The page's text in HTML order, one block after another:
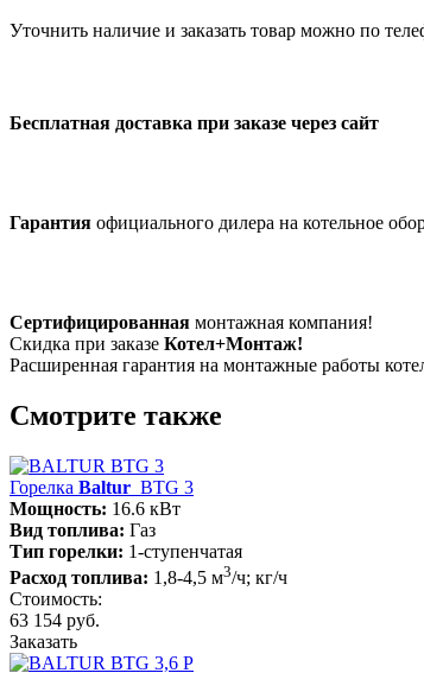
Уточнить наличие и заказать товар можно по
Бесплатная доставка при заказе через сайт
Гарантия официального дилера на котельное
Сертифицированная монтажная компания!
Скидка при заказе Котел+Монтаж!
Расширенная гарантия на монтажные работы
Смотрите также
Горелка Baltur BTG 3
Мощность: 16.6 кВт
Вид топлива: Газ
Тип горелки: 1-ступенчатая
Расход топлива: 1,8-4,5 м3/ч; кг/ч
Стоимость:
63 154 руб.
Заказать